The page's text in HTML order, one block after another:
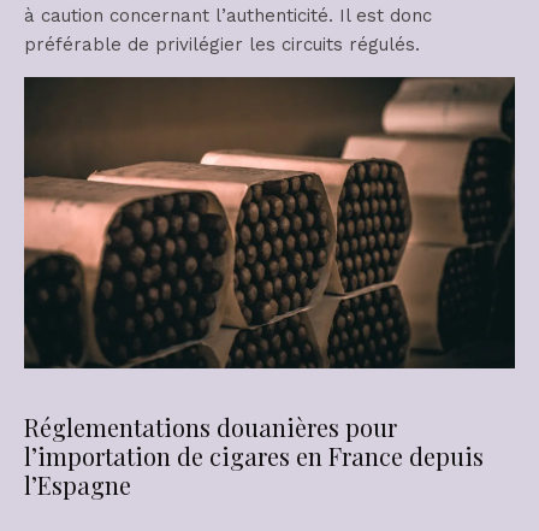
à caution concernant l’authenticité. Il est donc
préférable de privilégier les circuits régulés.
Réglementations douanières pour
l’importation de cigares en France depuis
l’Espagne